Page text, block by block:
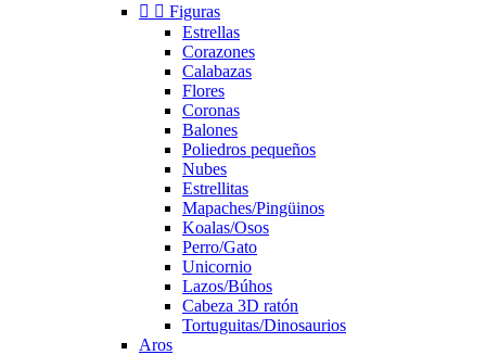
  Figuras
Estrellas
Corazones
Calabazas
Flores
Coronas
Balones
Poliedros pequeños
Nubes
Estrellitas
Mapaches/Pingüinos
Koalas/Osos
Perro/Gato
Unicornio
Lazos/Búhos
Cabeza 3D ratón
Tortuguitas/Dinosaurios
Aros